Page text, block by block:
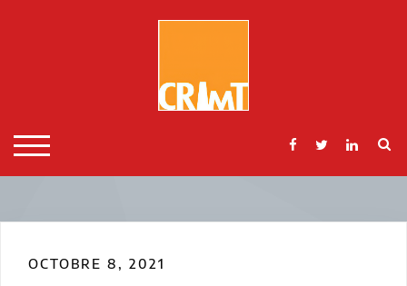
TOGGLE MOBILE MENU
OCTOBRE 8, 2021